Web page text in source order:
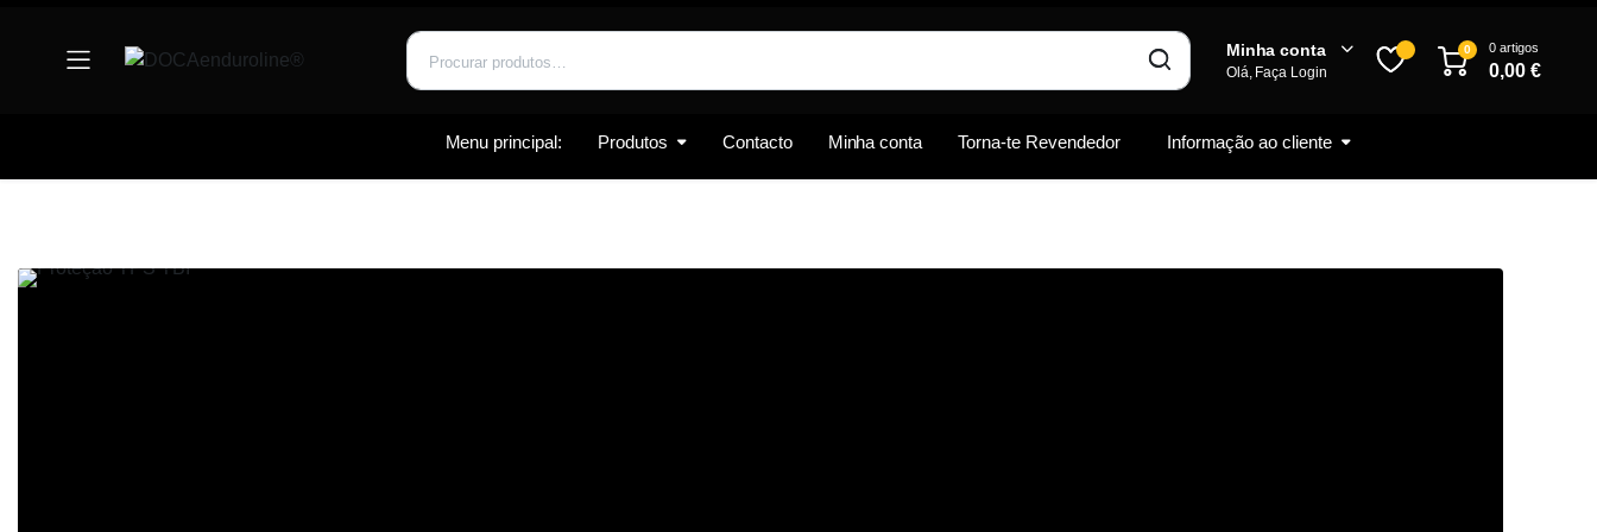
Minha conta
Olá, Faça Login
0 0 artigos
0,00€
Menu principal: Produtos Contacto Minha conta Torna-te Revendedor Informação ao cliente